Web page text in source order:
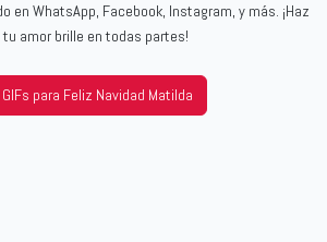
en WhatsApp, Facebook, Instagram, y más. ¡Haz
tu amor brille en todas partes!
para Feliz Navidad Matilda